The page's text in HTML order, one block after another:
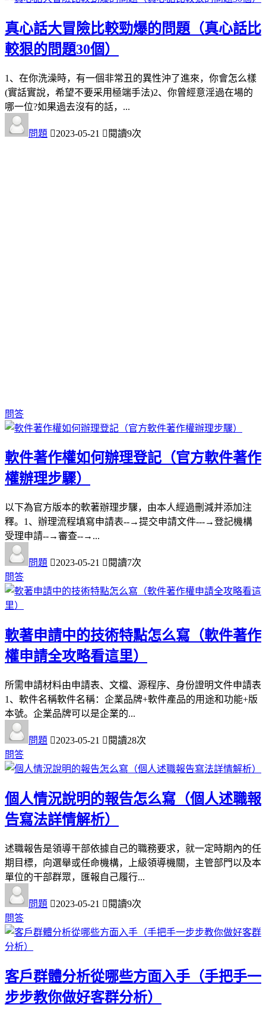
真心話大冒險比較勁爆的問題（真心話比
較狠的問題30個）
1、在你洗澡時，有一個非常丑的異性沖了進來，你會怎么樣
(實話實說，希望不要采用極端手法)2、你曾經意淫過在場的
哪一位?如果過去沒有的話，...
問題 2023-05-21 閱讀9次
問答
軟件著作權如何辦理登記（官方軟件著作
權辦理步驟）
以下為官方版本的軟著辦理步驟，由本人經過刪減并添加注
釋。1、辦理流程填寫申請表--→提交申請文件---→登記機構
受理申請--→審查--→...
問題 2023-05-21
閱讀7次
問答
軟著申請中的技術特點怎么寫（軟件著作
權申請全攻略看這里）
所需申請材料由申請表、文檔、源程序、身份證明文件申請表
1、軟件名稱軟件名稱：企業品牌+軟件產品的用途和功能+版
本號。企業品牌可以是企業的...
問題 2023-05-21
閱讀28次
問答
個人情況說明的報告怎么寫（個人述職報
告寫法詳情解析）
述職報告是領導干部依據自己的職務要求，就一定時期內的任
期目標，向選舉或任命機構，上級領導機關，主管部門以及本
單位的干部群眾，匯報自己履行...
問題 2023-05-21
閱讀9次
問答
客戶群體分析從哪些方面入手（手把手一
步步教你做好客群分析）